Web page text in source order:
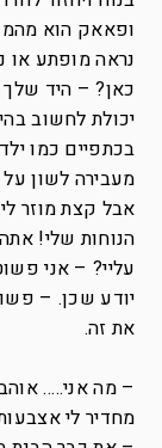
ופאאק הוא
נראה מופתע או
כאן? – היד
יכולת לחשוב
בכתפיים כמו
מעבירה לשון
אבל קצת מוזר
הנוחות שלי!
עליי? – אני
יודע שכן. –
את זה.
– מה אני…..
מחדיר לי